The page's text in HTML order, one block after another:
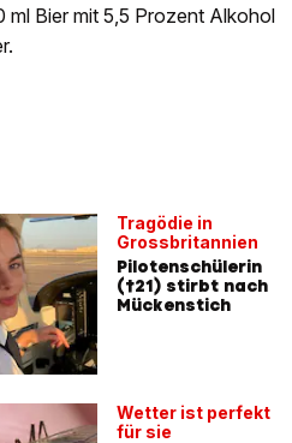
Bier mit 5,5 Prozent Alkohol
Tragödie in
Grossbritannien
Pilotenschülerin
(†21) stirbt nach
Mückenstich
Wetter ist perfekt
für sie